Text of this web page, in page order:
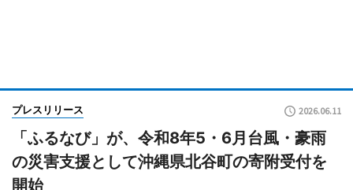
プレスリリース 2026.06.11
「ふるなび」が、令和8年5・6月台風・豪雨
の災害支援として沖縄県北谷町の寄附受付を
開始